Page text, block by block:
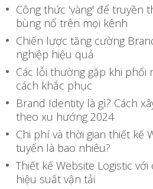
Công thức 'vàng' để truyền
bùng nổ trên mọi kênh
Chiến lược tăng cường
nghiệp hiệu quả
Các lỗi thường gặp khi phối
cách khắc phục
Brand Identity là gì? Cách
theo xu hướng 2024
Chi phí và thời gian thiết kế
tuyến là bao nhiêu?
Thiết kế Website Logistic
hiệu suất vận tải